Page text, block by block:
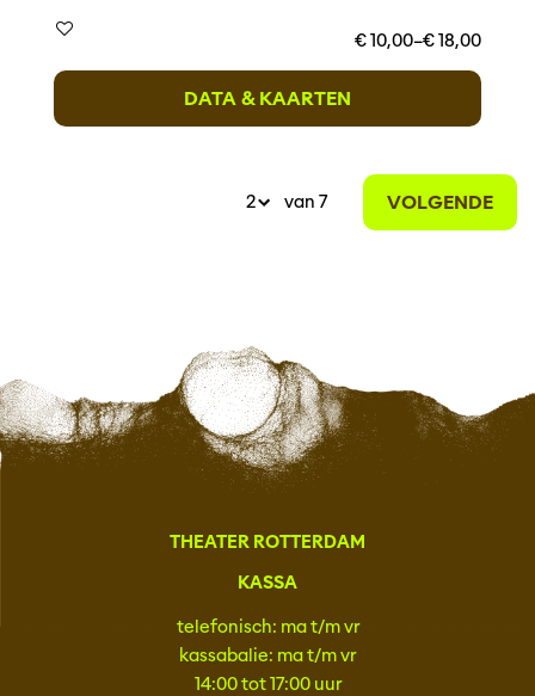
€ 10,00–€ 18,00
DATA & KAARTEN
van 7 VOLGENDE
THEATER ROTTERDAM
KASSA
telefonisch: ma t/m vr
kassabalie: ma t/m vr
14:00 tot 17:00 uur